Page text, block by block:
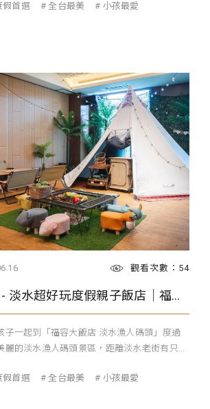
假首選 全台最美
小孩最愛
觀看次數：54
潔妮食旅生活 - 淡水超好玩度假親子飯店｜福容大飯店 淡水漁人碼頭｜無敵海景露營房｜300坪遊戲區｜田園西餐廳自助吃到飽
子一起到「福容大飯店 淡水漁人碼頭」度過
麗的淡水漁人碼頭景區，距離淡水老街有只...
假首選 全台最美
小孩最愛